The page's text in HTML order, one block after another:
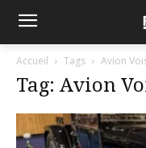
Accueil Tags Avion
Tag: Avion